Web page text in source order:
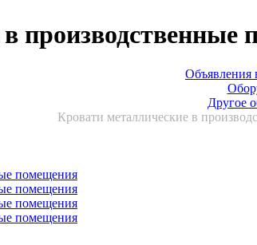
производственные
Объявления
Другое
Кровати металлические в